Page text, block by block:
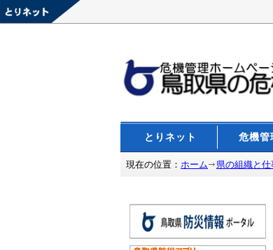
とりネット 危機管
現在の位置： ホーム 県の組織と仕